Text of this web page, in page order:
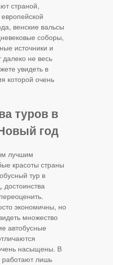
страной,
венские вальсы
соборы,
источники и
далеко не весь
увидеть в
которой очень
туров в
год
лучшим
красоты страны
тур в
экономичны, но
множество
автобусные
насыщены. В
работают лишь